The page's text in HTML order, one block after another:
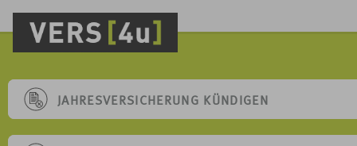
JAHRESVERSICHERUNG KÜNDIGEN